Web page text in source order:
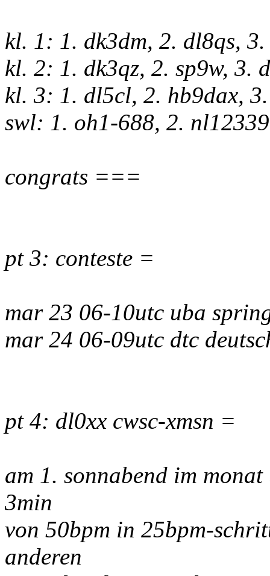
kl. 1: 1. dk3dm, 2. dl8qs,
kl. 2: 1. dk3qz, 2. sp9w, 3.
kl. 3: 1. dl5cl, 2. hb9dax,
swl: 1. oh1-688, 2.
congrats ===
pt 3: conteste =
mar 23 06-10utc uba
mar 24 06-09utc dtc
pt 4: dl0xx cwsc-xmsn =
am 1. sonnabend im
3min
von 50bpm in 25bpm-
anderen